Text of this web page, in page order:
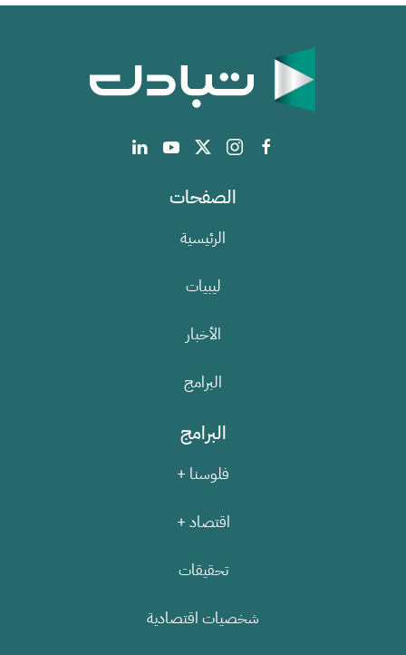
الصفحات
الرئيسية
ليبيات
الأخبار
البرامج
البرامج
فلوسنا +
اقتصاد +
تحقيقات
شخصيات اقتصادية